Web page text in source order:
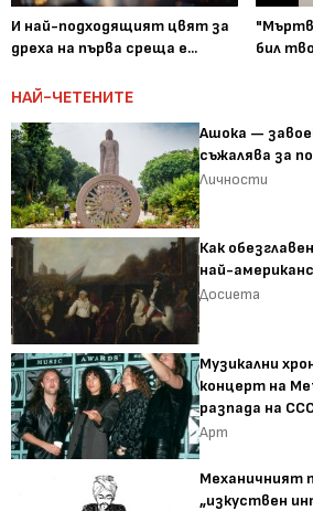
И най-подходящият цвят за
дреха на първа среща е...
бил
НАЙ-ЧЕТЕНИТЕ
Ашока —
съжалява за
Личности
Как
най-
Досиета
Музикални
концерт на
разпада на
Арт
Механичният
„изкуствен